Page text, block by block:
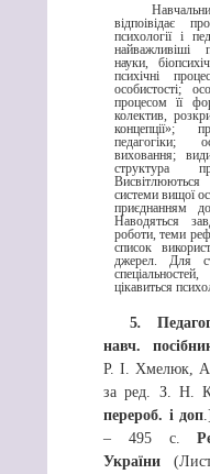
Навчальний
відпоівідає
психології і
найважливіші
науки,
психічні
особистості;
процесом її
колектив,
концепції»;
педагогіки;
виховання;
структура
Висвітлюються
системи вищої
приєднанням
Наводяться
роботи, теми
список
джерел. Для
цікавиться
5.
навч.
Р. І. Хмелюк,
за ред. З. Н.
перероб. і доп
– 495 с.
України